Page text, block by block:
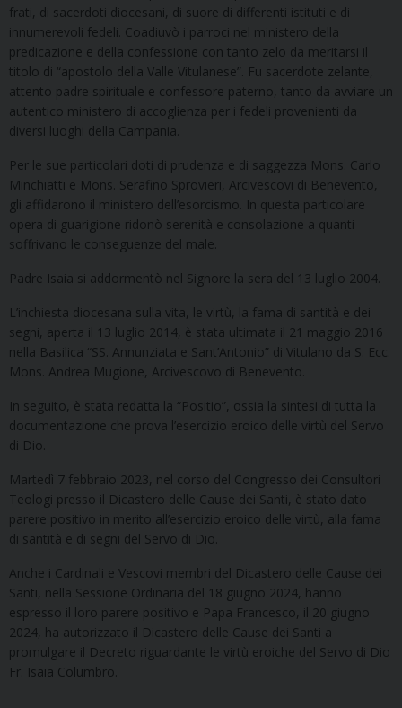
frati, di sacerdoti diocesani, di suore di differenti istituti e di
innumerevoli fedeli. Coadiuvò i parroci nel ministero della
predicazione e della confessione con tanto zelo da meritarsi il
titolo di “apostolo della Valle Vitulanese”. Fu sacerdote zelante,
attento padre spirituale e confessore paterno, tanto da avviare un
autentico ministero di accoglienza per i fedeli provenienti da
diversi luoghi della Campania.
Per le sue particolari doti di prudenza e di saggezza Mons. Carlo
Minchiatti e Mons. Serafino Sprovieri, Arcivescovi di Benevento,
gli affidarono il ministero dell’esorcismo. In questa particolare
opera di guarigione ridonò serenità e consolazione a quanti
soffrivano le conseguenze del male.
Padre Isaia si addormentò nel Signore la sera del 13 luglio 2004.
L’inchiesta diocesana sulla vita, le virtù, la fama di santità e dei
segni, aperta il 13 luglio 2014, è stata ultimata il 21 maggio 2016
nella Basilica “SS. Annunziata e Sant’Antonio” di Vitulano da S. Ecc.
Mons. Andrea Mugione, Arcivescovo di Benevento.
In seguito, è stata redatta la “Positio”, ossia la sintesi di tutta la
documentazione che prova l’esercizio eroico delle virtù del Servo
di Dio.
Martedì 7 febbraio 2023, nel corso del Congresso dei Consultori
Teologi presso il Dicastero delle Cause dei Santi, è stato dato
parere positivo in merito all’esercizio eroico delle virtù, alla fama
di santità e di segni del Servo di Dio.
Anche i Cardinali e Vescovi membri del Dicastero delle Cause dei
Santi, nella Sessione Ordinaria del 18 giugno 2024, hanno
espresso il loro parere positivo e Papa Francesco, il 20 giugno
2024, ha autorizzato il Dicastero delle Cause dei Santi a
promulgare il Decreto riguardante le virtù eroiche del Servo di Dio
Fr. Isaia Columbro.